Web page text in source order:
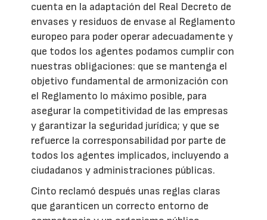
cuenta en la adaptación del Real Decreto de
envases y residuos de envase al Reglamento
europeo para poder operar adecuadamente y
que todos los agentes podamos cumplir con
nuestras obligaciones: que se mantenga el
objetivo fundamental de armonización con
el Reglamento lo máximo posible, para
asegurar la competitividad de las empresas
y garantizar la seguridad jurídica; y que se
refuerce la corresponsabilidad por parte de
todos los agentes implicados, incluyendo a
ciudadanos y administraciones públicas.
Cinto reclamó después unas reglas claras
que garanticen un correcto entorno de